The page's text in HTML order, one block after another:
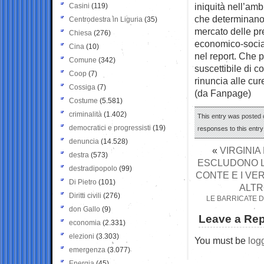
iniquità
che
mercato delle
economico-
nel report. Che
suscettibile di
rinuncia alle
(da Fanpage)
This entry was posted
responses to this
« VIRGINIA
ESCLUDONO
CONTE E I
LE BARRICATE
Leave a
You must be
Casini (119)
Centrodestra in Liguria (35)
Chiesa (276)
Cina (10)
Comune (342)
Coop (7)
Cossiga (7)
Costume (5.581)
criminalità (1.402)
democratici e progressisti (19)
denuncia (14.528)
destra (573)
destradipopolo (99)
Di Pietro (101)
Diritti civili (276)
don Gallo (9)
economia (2.331)
elezioni (3.303)
emergenza (3.077)